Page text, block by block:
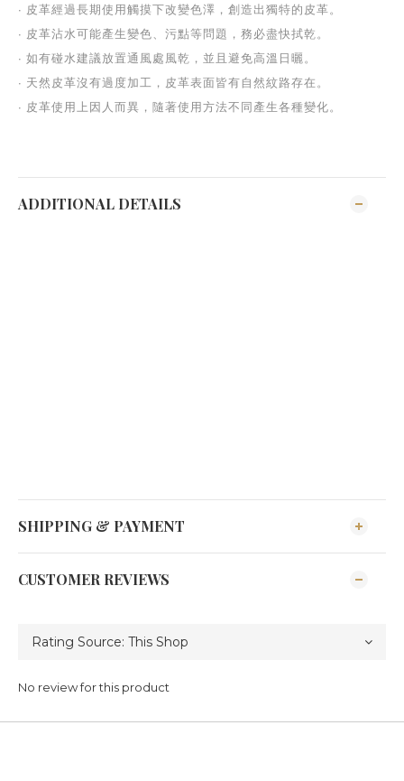
∙ 皮革經過長期使用觸摸下改變色澤，創造出獨特的皮革。
∙ 皮革沾水可能產生變色、污點等問題，務必盡快拭乾。
∙ 如有碰水建議放置通風處風乾，並且避免高溫日曬。
∙ 天然皮革沒有過度加工，皮革表面皆有自然紋路存在。
∙ 皮革使用上因人而異，隨著使用方法不同產生各種變化。
ADDITIONAL DETAILS
SHIPPING & PAYMENT
CUSTOMER REVIEWS
No review for this product